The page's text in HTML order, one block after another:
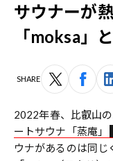
サウナーが
「moksa」
SHARE
2022年春、比叡山
ートサウナ「蒸庵」
ウナがあるのは同じ